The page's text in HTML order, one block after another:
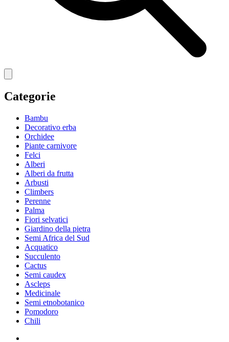
Categorie
Bambu
Decorativo erba
Orchidee
Piante carnivore
Felci
Alberi
Alberi da frutta
Arbusti
Climbers
Perenne
Palma
Fiori selvatici
Giardino della pietra
Semi Africa del Sud
Acquatico
Succulento
Cactus
Semi caudex
Ascleps
Medicinale
Semi etnobotanico
Pomodoro
Chili